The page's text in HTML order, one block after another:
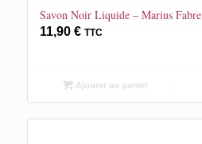
Savon Noir Liquide – Marius Fabre
11,90 € TTC
Ajouter au panier